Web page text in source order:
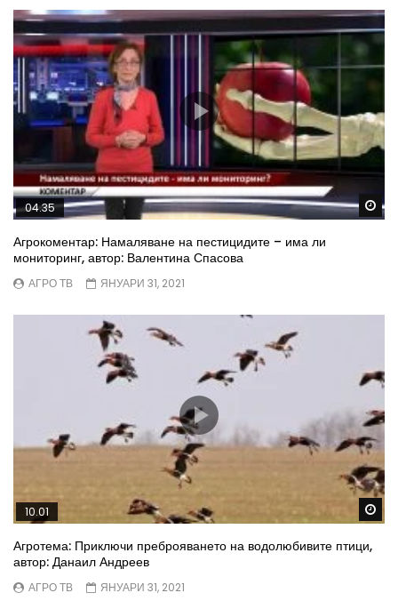
04.35
Агрокоментар: Намаляване на пестицидите – има ли
мониторинг, автор: Валентина Спасова
АГРО ТВ ЯНУАРИ 31, 2021
10.01
Агротема: Приключи преброяването на водолюбивите птици,
автор: Данаил Андреев
АГРО ТВ ЯНУАРИ 31, 2021